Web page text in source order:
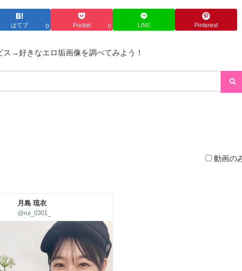
はてブ 0 Pocket 0 LINE Pinterest
→好きなエロ垢画像を調べてみよう！
動画の
月島 琉衣
@rui_0301_